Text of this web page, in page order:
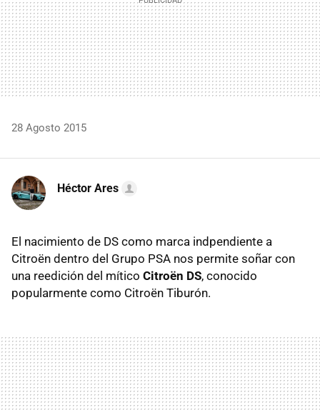
28 Agosto 2015
Héctor Ares
El nacimiento de DS como marca indpendiente a
Citroën dentro del Grupo PSA nos permite soñar con
una reedición del mítico Citroën DS, conocido
popularmente como Citroën Tiburón.